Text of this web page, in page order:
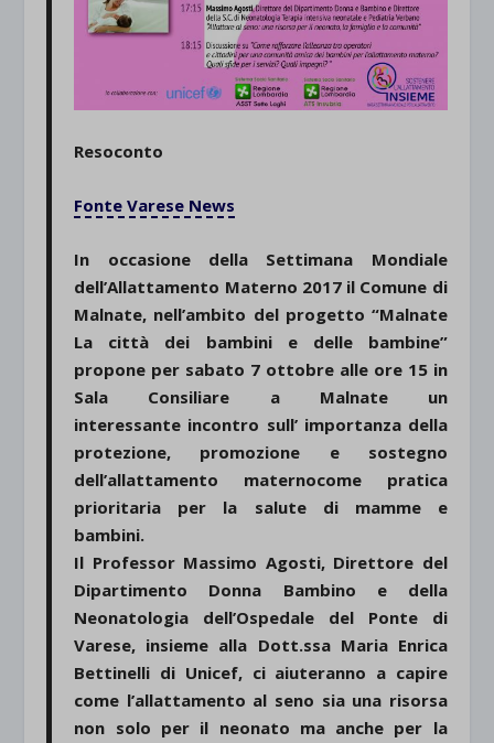
Resoconto
Fonte Varese News
In occasione della Settimana Mondiale
dell’Allattamento Materno 2017 il Comune di
Malnate, nell’ambito del progetto “Malnate
La città dei bambini e delle bambine”
propone per sabato 7 ottobre alle ore 15 in
Sala Consiliare a Malnate un
interessante incontro sull’ importanza della
protezione, promozione e sostegno
dell’allattamento maternocome pratica
prioritaria per la salute di mamme e
bambini.
Il Professor Massimo Agosti, Direttore del
Dipartimento Donna Bambino e della
Neonatologia dell’Ospedale del Ponte di
Varese, insieme alla Dott.ssa Maria Enrica
Bettinelli di Unicef, ci aiuteranno a capire
come l’allattamento al seno sia una risorsa
non solo per il neonato ma anche per la